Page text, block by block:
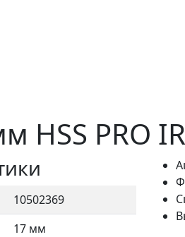
HSS PRO
10502369
17 мм